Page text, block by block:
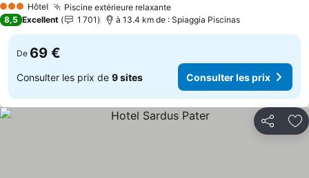
3 ÉtoilesHôtel Piscine extérieure relaxante
8,5 Excellent 1 701 à 13.4 km de : Spiaggia Piscinas
De 69 €
Consulter les prix de 9 sites Consulter les prix
Partager